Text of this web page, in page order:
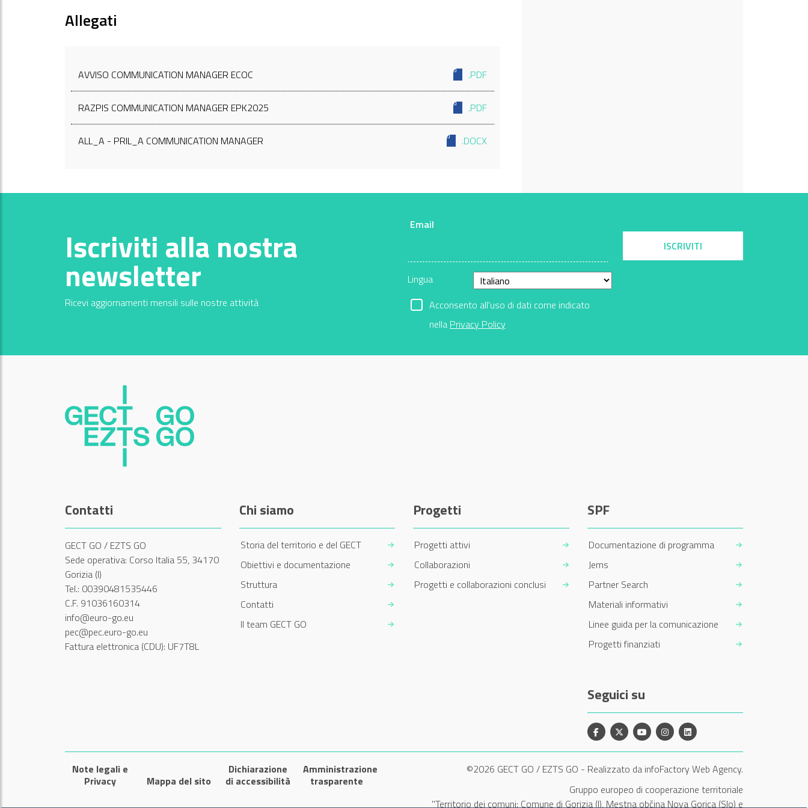
Allegati
AVVISO COMMUNICATION MANAGER ECOC .PDF
RAZPIS COMMUNICATION MANAGER EPK2025 .PDF
ALL_A - PRIL_A COMMUNICATION MANAGER .DOCX
Iscriviti alla nostra
newsletter
Ricevi aggiornamenti mensili sulle nostre attività
Email
Lingua
Acconsento all'uso di dati come indicato
nella Privacy Policy
ISCRIVITI
Contatti
GECT GO / EZTS GO
Sede operativa: Corso Italia 55, 34170
Gorizia (I)
Tel.: 00390481535446
C.F. 91036160314
info@euro-go.eu
pec@pec.euro-go.eu
Fattura elettronica (CDU): UF7T8L
Chi siamo
Storia del territorio e del GECT
Obiettivi e documentazione
Struttura
Contatti
Il team GECT GO
Progetti
Progetti attivi
Collaborazioni
Progetti e collaborazioni conclusi
SPF
Documentazione di programma
Jems
Partner Search
Materiali informativi
Linee guida per la comunicazione
Progetti finanziati
Seguici su
Facebook
X YouTubeInstagramLinkedin
Note legali e
Privacy
Mappa del sito
Dichiarazione
di accessibilità
Amministrazione
trasparente
©2026 GECT GO / EZTS GO - Realizzato da infoFactory Web Agency.
Gruppo europeo di cooperazione territoriale
"Territorio dei comuni: Comune di Gorizia (I), Mestna občina Nova Gorica (Slo) e